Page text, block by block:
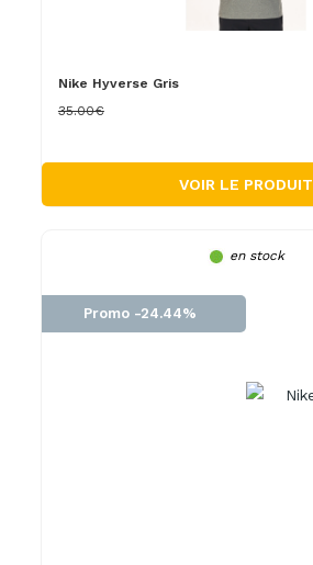
Nike Hyverse Gris
35.00€
VOIR LE PRODUIT
en stock
Promo -24.44%